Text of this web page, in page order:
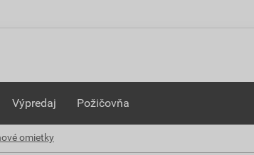
Výpredaj Požičovňa
omietky